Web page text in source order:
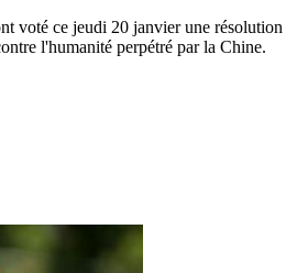
voté ce jeudi 20 janvier une résolution
l'humanité perpétré par la Chine.